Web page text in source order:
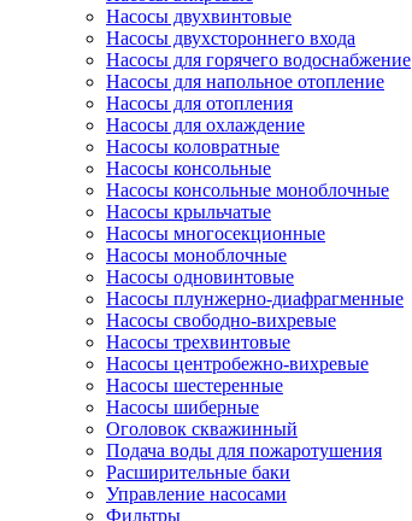
Насосы двухвинтовые
Насосы двухстороннего входа
Насосы для горячего водоснабжение
Насосы для напольное отопление
Насосы для отопления
Насосы для охлаждение
Насосы коловратные
Насосы консольные
Насосы консольные моноблочные
Насосы крыльчатые
Насосы многосекционные
Насосы моноблочные
Насосы одновинтовые
Насосы плунжерно-диафрагменные
Насосы свободно-вихревые
Насосы трехвинтовые
Насосы центробежно-вихревые
Насосы шестеренные
Насосы шиберные
Оголовок скважинный
Подача воды для пожаротушения
Расширительные баки
Управление насосами
Фильтры